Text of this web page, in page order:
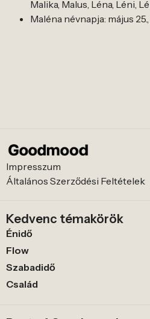
Malika, Malus, Léna, Léni,
Maléna névnapja: május
Impresszum
Általános Szerződési Feltételek
Kedvenc témakörök
Énidő
Flow
Szabadidő
Család